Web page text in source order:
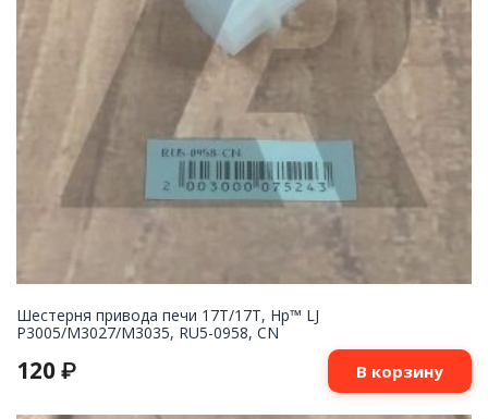
Шестерня привода печи 17T/17T, Hp™ LJ
P3005/M3027/M3035, RU5-0958, CN
120 ₽ В корзину